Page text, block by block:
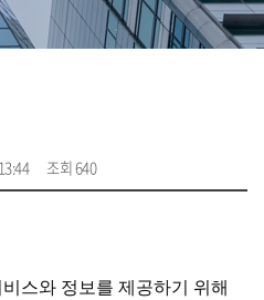
조회 640
스와 정보를 제공하기 위해